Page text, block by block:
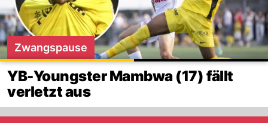
Zwangspause
YB-Youngster Mambwa (17) fällt
verletzt aus